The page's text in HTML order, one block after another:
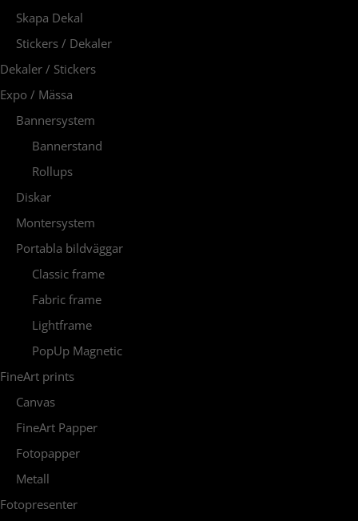
Skapa Dekal
Stickers / Dekaler
Dekaler / Stickers
Expo / Mässa
Bannersystem
Bannerstand
Rollups
Diskar
Montersystem
Portabla bildväggar
Classic frame
Fabric frame
Lightframe
PopUp Magnetic
FineArt prints
Canvas
FineArt Papper
Fotopapper
Metall
Fotopresenter